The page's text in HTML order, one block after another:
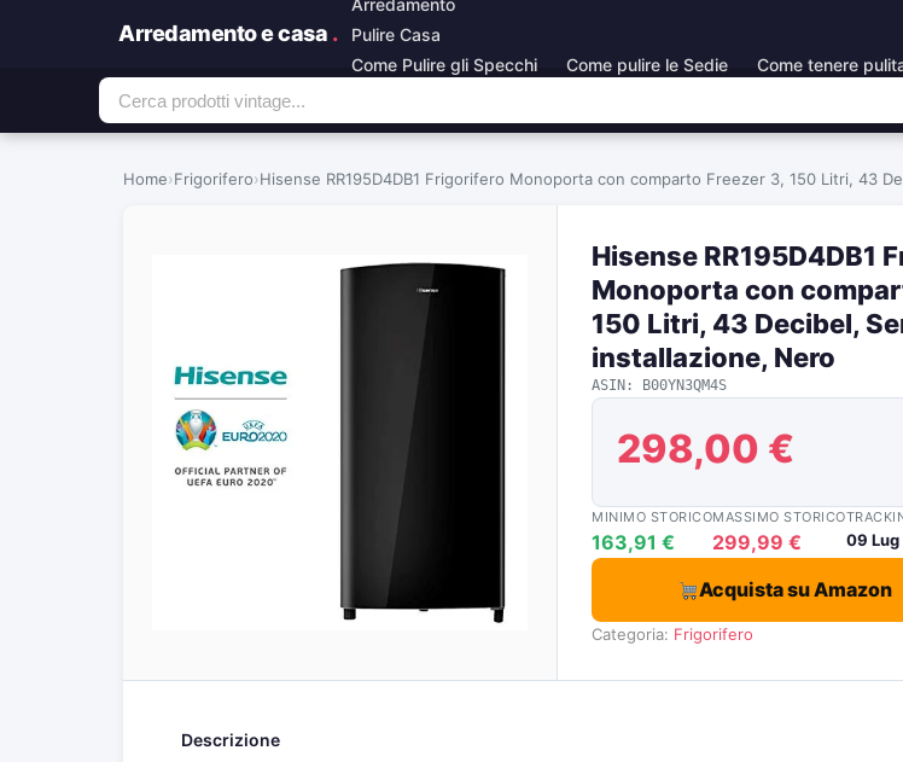
Arredamento e casa .
Pulire Casa
Come Pulire gli Specchi
Come pulire le Sedie Come tenere
Home›Frigorifero›Hisense RR195D4DB1 Frigorifero Monoporta con comparto Freezer 3, 150 Litri, 43
Hisense RR195D4DB1
Monoporta con
150 Litri, 43 Decibel,
installazione, Nero
ASIN: B00YN3QM4S
298,00 €
MINIMO STORICO
163,91 €
MASSIMO STORICO
299,99 € 09
Acquista su Amazon
Categoria: Frigorifero
Descrizione